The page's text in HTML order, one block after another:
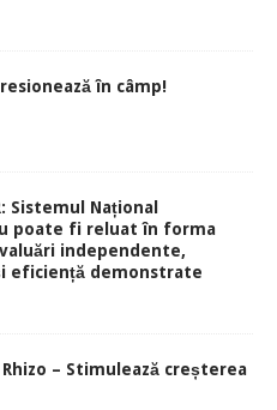
în câmp!
Sistemul Național
poate fi reluat în forma
independente,
eficiență demonstrate
– Stimulează creșterea